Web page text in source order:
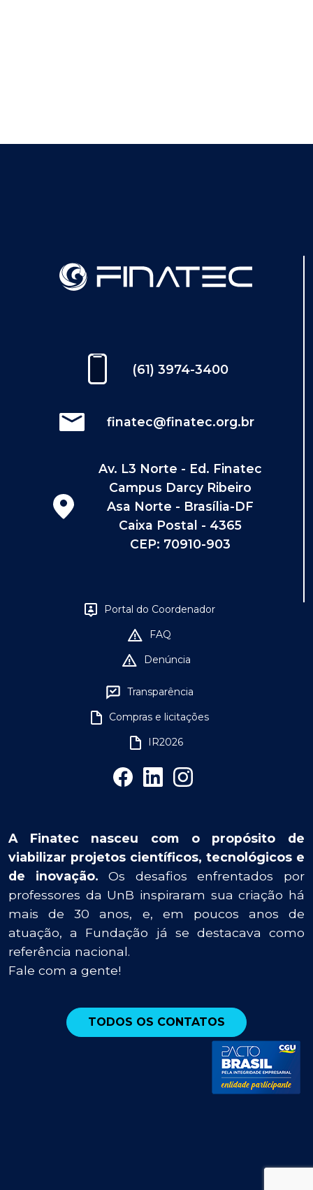
(61) 3974-3400
finatec@finatec.org.br
Av. L3 Norte - Ed. Finatec
Campus Darcy Ribeiro
Asa Norte - Brasília-DF
Caixa Postal - 4365
CEP: 70910-903
Portal do Coordenador
FAQ
Denúncia
Transparência
Compras e licitações
IR2026
A Finatec nasceu com o propósito de
viabilizar projetos científicos, tecnológicos e
de inovação. Os desafios enfrentados por
professores da UnB inspiraram sua criação há
mais de 30 anos, e, em poucos anos de
atuação, a Fundação já se destacava como
referência nacional.
Fale com a gente!
TODOS OS CONTATOS